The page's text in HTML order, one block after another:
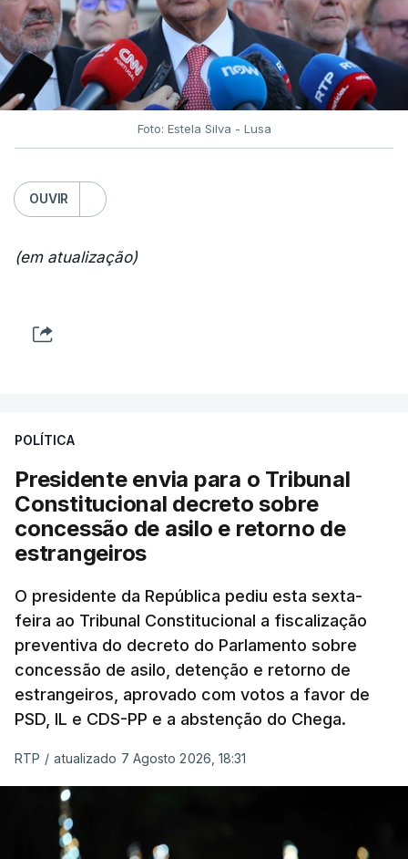
Foto: Estela Silva - Lusa
OUVIR
(em atualização)
POLÍTICA
Presidente envia para o Tribunal
Constitucional decreto sobre
concessão de asilo e retorno de
estrangeiros
O presidente da República pediu esta sexta-
feira ao Tribunal Constitucional a fiscalização
preventiva do decreto do Parlamento sobre
concessão de asilo, detenção e retorno de
estrangeiros, aprovado com votos a favor de
PSD, IL e CDS-PP e a abstenção do Chega.
RTP / atualizado 7 Agosto 2026, 18:31